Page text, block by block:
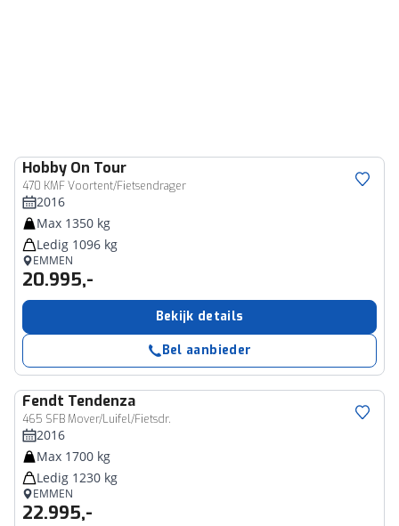
Hobby On Tour
470 KMF Voortent/Fietsendrager
2016
Max 1350 kg
Ledig 1096 kg
EMMEN
20.995,-
Bekijk details
Bel aanbieder
Fendt Tendenza
465 SFB Mover/Luifel/Fietsdr.
2016
Max 1700 kg
Ledig 1230 kg
EMMEN
22.995,-